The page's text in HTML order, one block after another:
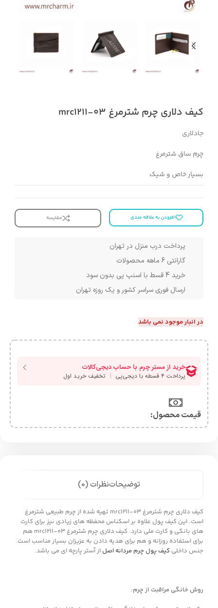
کیف دلاری چرم شترمرغ mrc1211-03
جادلاری
چرم ساق شترمرغ
بسیار خاص و شیک
افزودن به علاقه مندی مقایسه
پرداخت درب منزل در تهران
گارانتی 6 ماهه محصولات
خرید 4 قسط با اسنپ پی بدون سود
ارسال فوری سراسر کشور و یک روزه تهران
در انبار موجود نمی باشد
قیمت محصول:​
توضیحاتنظرات (0)
کیف دلاری چرم شترمرغ mrc1211-03 تهیه شده از چرم طبیعی شترمرغ
است. این کیف پول علاوه بر اسکناس محفظه های زیادی نیز برای کارت
های بانکی و کارت ملی دارد. کیف دلاری چرم شترمرغ mrc1211-03 هم
برای استفاده روزانه و هم برای هدیه دادن به عزیزان بسیار مناسب است.
جنس داخلی کیف پول چرم مردانه اصل از آستر پارچه ای می باشد.
روش خانگی مراقبت از چرم: